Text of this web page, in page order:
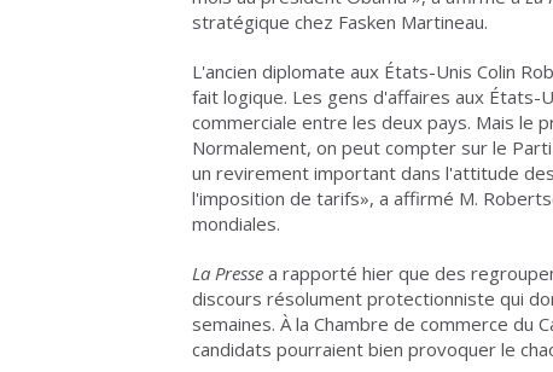
stratégique chez Fasken Martineau.
L'ancien diplomate aux États-Unis Colin
fait logique. Les gens d'affaires aux États-
commerciale entre les deux pays. Mais le
Normalement, on peut compter sur le
un revirement important dans l'attitude
l'imposition de tarifs», a affirmé M.
mondiales.
La Presse a rapporté hier que des
discours résolument protectionniste qui
semaines. À la Chambre de commerce du
candidats pourraient bien provoquer le